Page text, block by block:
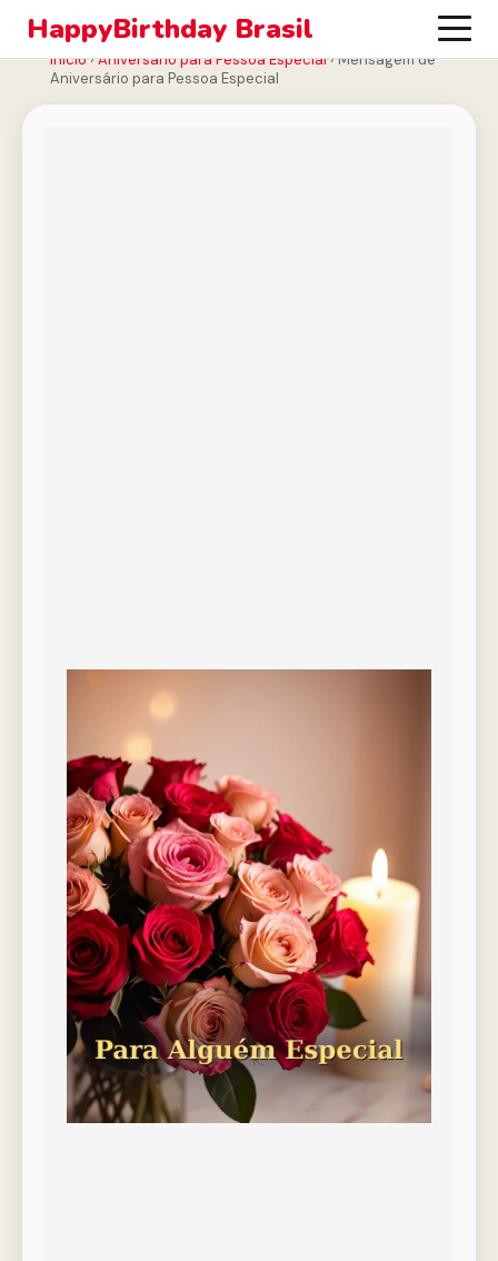
HappyBirthday Brasil
Início›Aniversário para Pessoa Especial›Mensagem de
Aniversário para Pessoa Especial